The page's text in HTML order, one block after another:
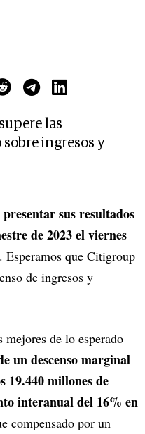
las
ingresos y
sus resultados
de 2023 el viernes
. Esperamos que Citigroup
de ingresos y
de lo esperado
un descenso marginal
19.440 millones de
interanual del 16% en
compensado por un